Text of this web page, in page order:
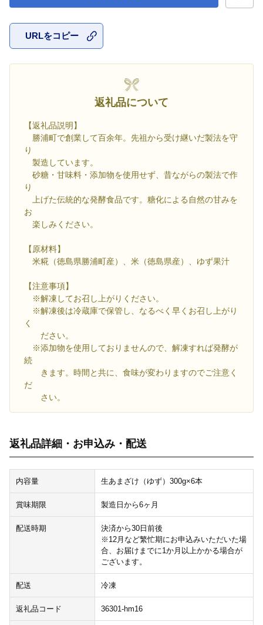
URLをコピー
返礼品について
【返礼品説明】
勝浦町で創業して百余年。先祖から受け継いだ製法を守
り
製造しています。
砂糖・甘味料・添加物を使用せず、昔ながらの製法で作
り
上げた伝統的な発酵食品です。糖化による自然の甘みを
お
楽しみください。
【原材料】
米糀（徳島県勝浦町産）、米（徳島県産）、ゆず果汁
【注意事項】
※解凍してお召し上がりください。
※解凍後は冷蔵庫で保管し、なるべく早くお召し上がり
く
ださい。
※添加物を使用しておりませんので、解凍すれば発酵が
続
きます。時間と共に、食味が変わりますのでご注意く
だ
さい。
返礼品詳細・お申込み・配送
内容量 生あまざけ（ゆず）300g×6本
賞味期限 製造日から6ヶ月
配送時期
決済から30日前後
※12月など繁忙期にお申込みいただいた場
合、お届けまでに1か月以上かかる場合が
ございます。
配送 冷凍
返礼品コード 36301-hm16